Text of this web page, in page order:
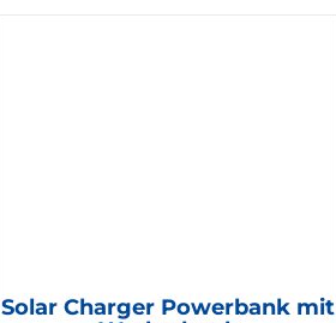
Solar Charger Powerbank mit